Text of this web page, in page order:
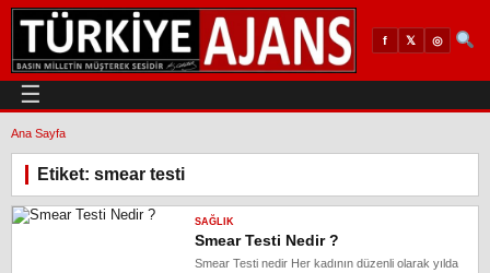
f 𝕏 ◎
☰
Ana Sayfa
Etiket: smear testi
SAĞLIK
Smear Testi Nedir ?
Smear Testi nedir Her kadının düzenli olarak yılda